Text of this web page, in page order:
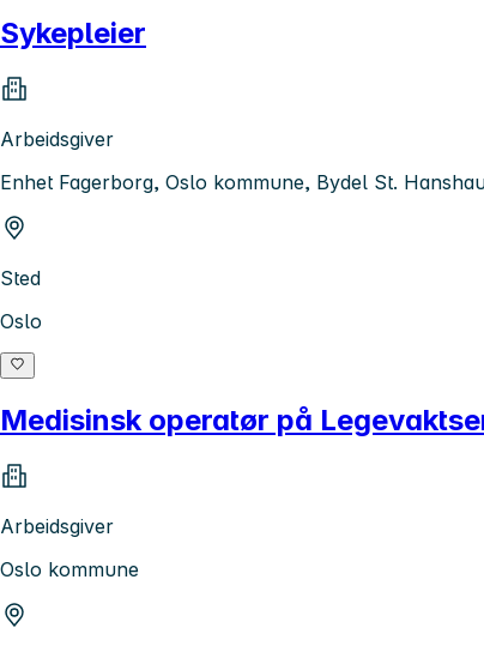
Sykepleier
Arbeidsgiver
Enhet Fagerborg, Oslo kommune, Bydel St.
Sted
Oslo
Medisinsk operatør på
Arbeidsgiver
Oslo kommune